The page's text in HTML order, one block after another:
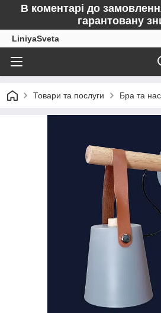
В коментарі до
гарантовану
LiniyaSveta
Товари та послуги Бра та